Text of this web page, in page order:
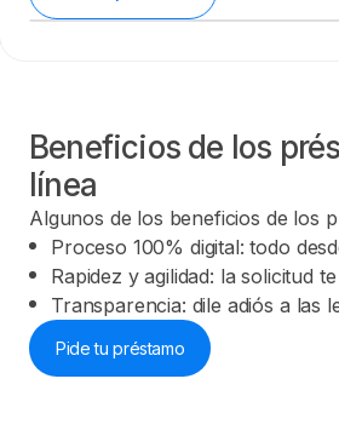
Beneficios de los
línea
Algunos de los beneficios de los
Proceso 100% digital: todo
Rapidez y agilidad: la solicitud
Transparencia: dile adiós a las
Pide tu préstamo